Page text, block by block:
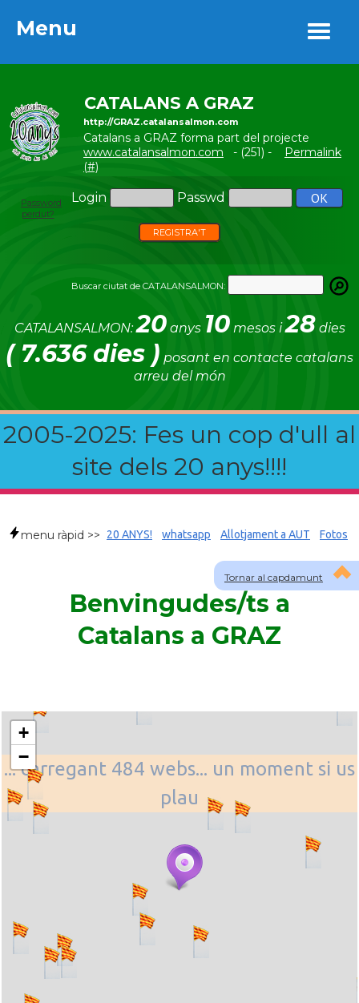
Menu
CATALANS A GRAZ
http://GRAZ.catalansalmon.com
Catalans a GRAZ forma part del projecte
www.catalansalmon.com - (251) - Permalink
(#)
Login Passwd
Password
perdut?
REGISTRA'T
Buscar ciutat de CATALANSALMON:
CATALANSALMON:20anys 10mesos i28 dies
( 7.636 dies ) posant en contacte catalans
arreu del món
2005-2025: Fes un cop d'ull al
site dels 20 anys!!!!
Menu
Tornar al capdamunt
menu ràpid >> 20 ANYS! whatsapp Allotjament a AUT Fotos
Benvingudes/ts a
Catalans a GRAZ
... carregant 484 webs... un moment si us
plau
+
−